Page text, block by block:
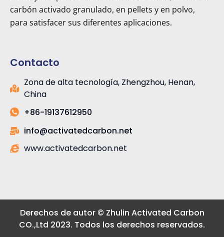
carbón activado granulado, en pellets y en polvo,
para satisfacer sus diferentes aplicaciones.
Contacto
Zona de alta tecnología, Zhengzhou, Henan,
China
+86-19137612950
info@activatedcarbon.net
www.activatedcarbon.net
Derechos de autor © Zhulin Activated Carbon
CO.,Ltd 2023. Todos los derechos reservados.